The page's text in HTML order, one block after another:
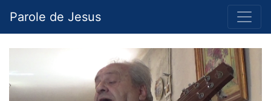
Parole de Jesus